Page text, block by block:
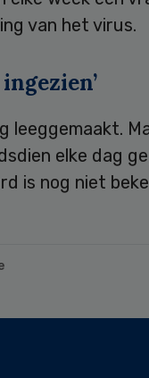
van het virus.
leeggemaakt.
elke dag
is nog niet